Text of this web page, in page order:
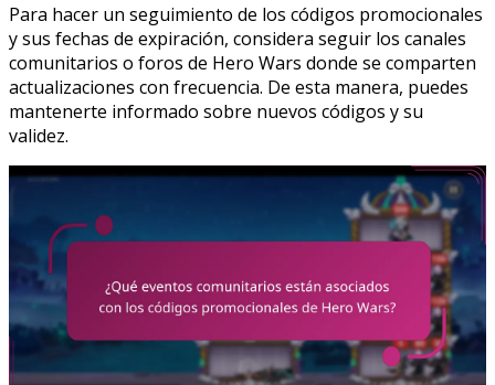
Para hacer un seguimiento de los códigos promocionales
y sus fechas de expiración, considera seguir los canales
comunitarios o foros de Hero Wars donde se comparten
actualizaciones con frecuencia. De esta manera, puedes
mantenerte informado sobre nuevos códigos y su
validez.